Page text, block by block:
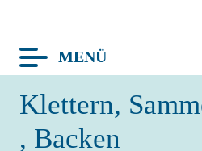
MENÜ
Klettern,
, Backen